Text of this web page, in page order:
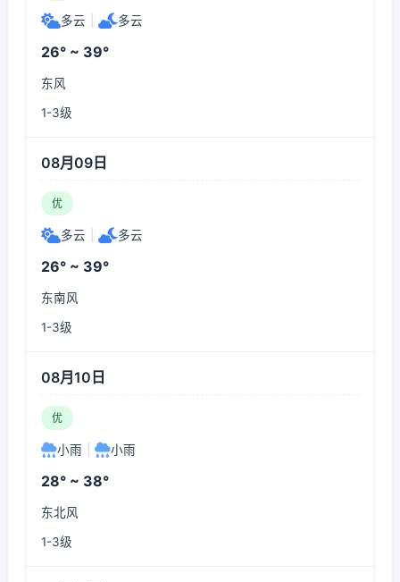
多云 多云
26° ~ 39°
东风
1-3级
08月09日
优
多云 多云
26° ~ 39°
东南风
1-3级
08月10日
优
小雨 小雨
28° ~ 38°
东北风
1-3级